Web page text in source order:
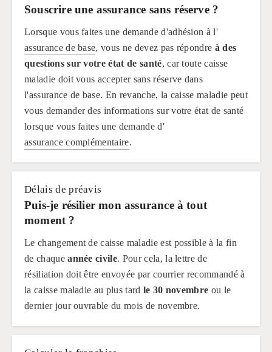
Souscrire une assurance sans réserve ?
Lorsque vous faites une demande d'adhésion à l'
assurance de base, vous ne devez pas répondre à des
questions sur votre état de santé, car toute caisse
maladie doit vous accepter sans réserve dans
l'assurance de base. En revanche, la caisse maladie peut
vous demander des informations sur votre état de santé
lorsque vous faites une demande d'
assurance complémentaire.
Délais de préavis
Puis-je résilier mon assurance à tout
moment ?
Le changement de caisse maladie est possible à la fin
de chaqueannée civile. Pour cela, la lettre de
résiliation doit être envoyée par courrier recommandé à
la caisse maladie au plus tard le 30 novembre ou le
dernier jour ouvrable du mois de novembre.